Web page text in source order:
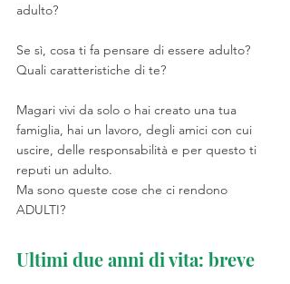
adulto?
Se sì, cosa ti fa pensare di essere adulto?
Quali caratteristiche di te?
Magari vivi da solo o hai creato una tua
famiglia, hai un lavoro, degli amici con cui
uscire, delle responsabilità e per questo ti
reputi un adulto.
Ma sono queste cose che ci rendono
ADULTI?
Ultimi due anni di vita: breve